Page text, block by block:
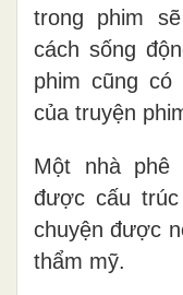
trong phim
cách sống
phim cũng
của truyện
Một nhà phê
được cấu
chuyện được
thẩm mỹ.